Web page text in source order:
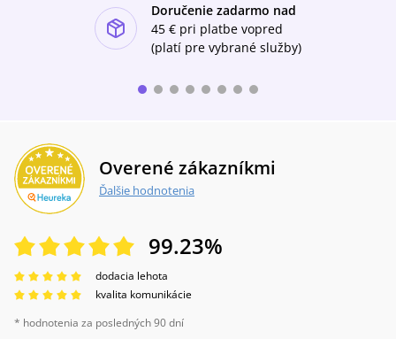
Doručenie zadarmo nad
45 € pri platbe vopred
(platí pre vybrané služby)
Overené zákazníkmi
Ďalšie hodnotenia
99.23%
dodacia lehota
kvalita komunikácie
* hodnotenia za posledných 90 dní